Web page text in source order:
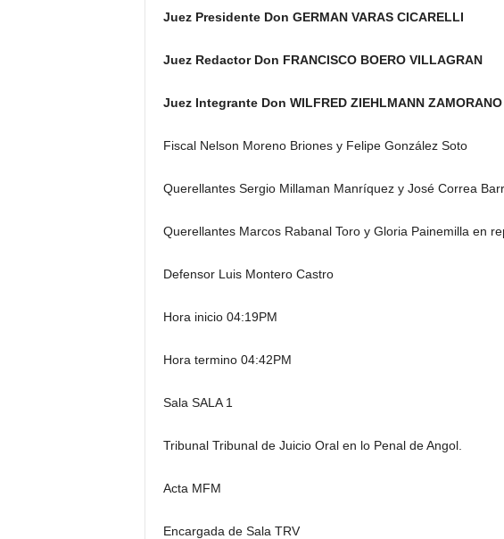
Juez Presidente Don GERMAN VARAS CICARELLI
Juez Redactor Don FRANCISCO BOERO VILLAGRAN
Juez Integrante Don WILFRED ZIEHLMANN ZAMORANO
Fiscal Nelson Moreno Briones y Felipe González Soto
Querellantes Sergio Millaman Manríquez y José Correa
Querellantes Marcos Rabanal Toro y Gloria Painemilla en
Defensor Luis Montero Castro
Hora inicio 04:19PM
Hora termino 04:42PM
Sala SALA 1
Tribunal Tribunal de Juicio Oral en lo Penal de Angol.
Acta MFM
Encargada de Sala TRV